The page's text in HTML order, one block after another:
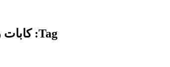
Tag: كابات رجالي في مصر​